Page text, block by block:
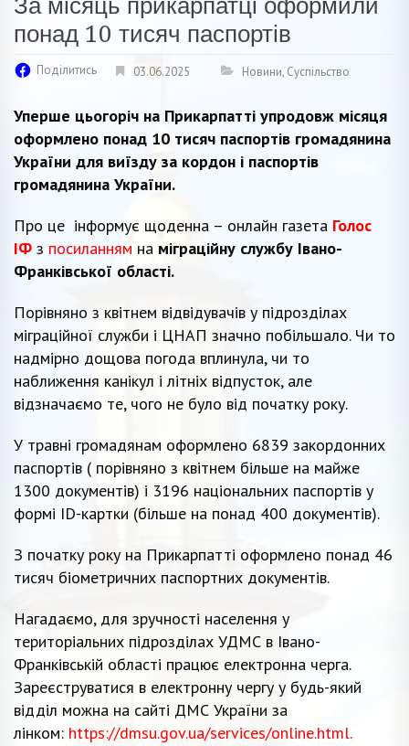
понад 10 тисяч паспортів
Поділитись 03.06.2025 Новини, Суспільство
Уперше цьогоріч на Прикарпатті упродовж місяця
оформлено понад 10 тисяч паспортів громадянина
України для виїзду за кордон і паспортів
громадянина України.
Про це інформує щоденна – онлайн газета Голос
ІФ з посиланням на міграційну службу Івано-
Франківської області.
Порівняно з квітнем відвідувачів у підрозділах
міграційної служби і ЦНАП значно побільшало. Чи то
надмірно дощова погода вплинула, чи то
наближення канікул і літніх відпусток, але
відзначаємо те, чого не було від початку року.
У травні громадянам оформлено 6839 закордонних
паспортів ( порівняно з квітнем більше на майже
1300 документів) і 3196 національних паспортів у
формі ID-картки (більше на понад 400 документів).
З початку року на Прикарпатті оформлено понад 46
тисяч біометричних паспортних документів.
Нагадаємо, для зручності населення у
територіальних підрозділах УДМС в Івано-
Франківській області працює електронна черга.
Зареєструватися в електронну чергу у будь-який
відділ можна на сайті ДМС України за
лінком: https://dmsu.gov.ua/services/online.html.